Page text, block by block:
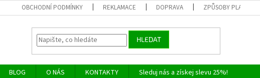
OBCHODNÍ PODMÍNKY REKLAMACE DOPRAVA ZPŮSOBY PLATBY
HLEDAT
BLOG O NÁS KONTAKTY
Sleduj nás a získej slevu 25%!